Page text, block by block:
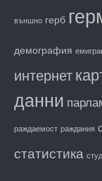
външно герб
демография
интернет
данни
раждаемост раждания
статистика